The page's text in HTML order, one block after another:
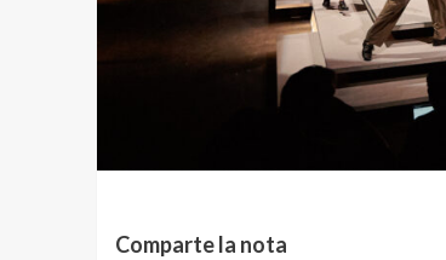
Comparte la nota